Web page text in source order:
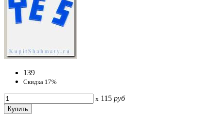
139
Скидка 17%
x 115 руб